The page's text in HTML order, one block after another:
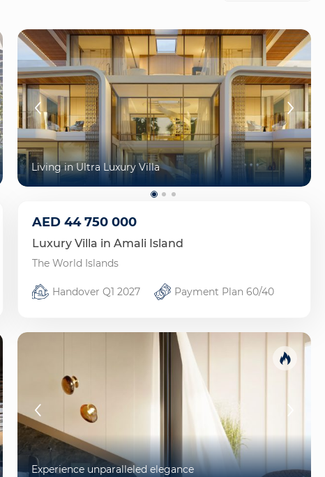
Living in Ultra Luxury Villa
AED 44 750 000
Luxury Villa in Amali Island
The World Islands
Handover Q1 2027 Payment Plan 60/40
Experience unparalleled elegance